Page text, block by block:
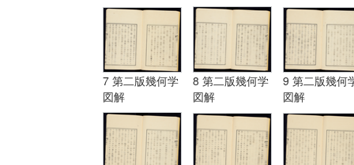
7 第二版幾何学
図解
8 第二版幾何学
図解
9 第二版幾何
図解